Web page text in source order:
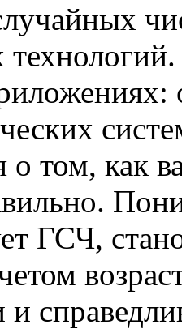
о том, как
ГСЧ,
и